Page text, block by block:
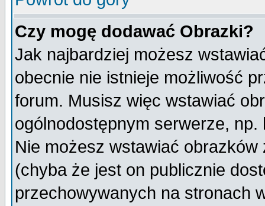
Czy mogę dodawać Obrazki?
Jak najbardziej możesz
obecnie nie istnieje możliwość
forum. Musisz więc wstawiać
ogólnodostępnym serwerze,
Nie możesz wstawiać
(chyba że jest on publicznie
przechowywanych na stronach